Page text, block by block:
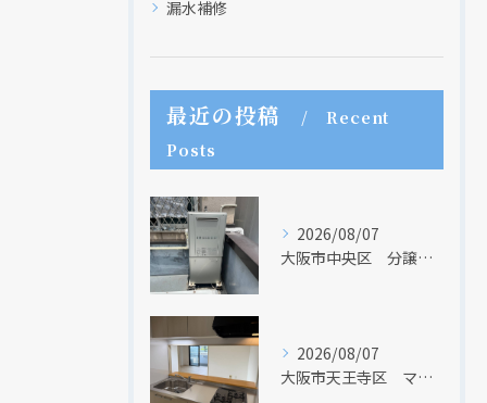
漏水補修
最近の投稿
Recent
Posts
2026/08/07
大阪市中央区 分譲マンションの給湯器取替リフォーム工事 UV除菌機能搭載給湯器
2026/08/07
大阪市天王寺区 マンションのキッチン取替及び内装リフォーム工事 クリナップ